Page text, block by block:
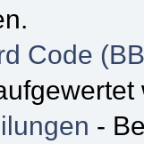
Code
-